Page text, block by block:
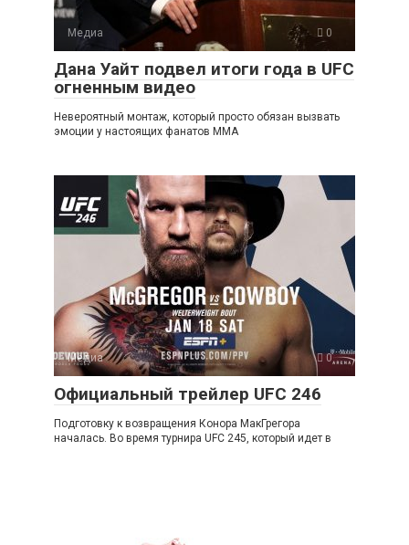
Медиа 0
Дана Уайт подвел итоги года в UFC
огненным видео
Невероятный монтаж, который просто обязан вызвать
эмоции у настоящих фанатов ММА
Медиа 0
Официальный трейлер UFC 246
Подготовку к возвращения Конора МакГрегора
началась. Во время турнира UFC 245, который идет в